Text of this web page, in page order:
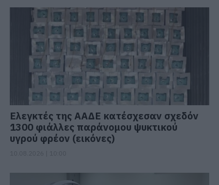
Ελεγκτές της ΑΑΔΕ κατέσχεσαν σχεδόν
1300 φιάλλες παράνομου ψυκτικού
υγρού φρέον (εικόνες)